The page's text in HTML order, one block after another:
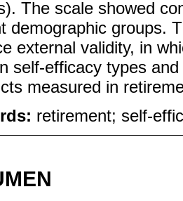
The scale showed
demographic groups.
external validity, in
self-efficacy types
measured in
retirement; self-